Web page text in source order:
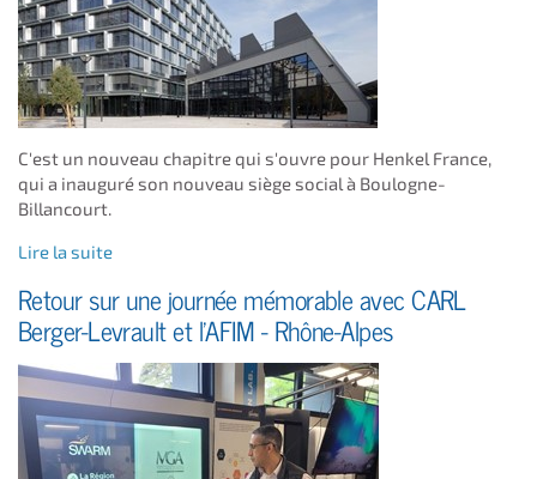
C'est un nouveau chapitre qui s'ouvre pour Henkel France,
qui a inauguré son nouveau siège social à Boulogne-
Billancourt.
Lire la suite
Retour sur une journée mémorable avec CARL
Berger-Levrault et l'AFIM - Rhône-Alpes